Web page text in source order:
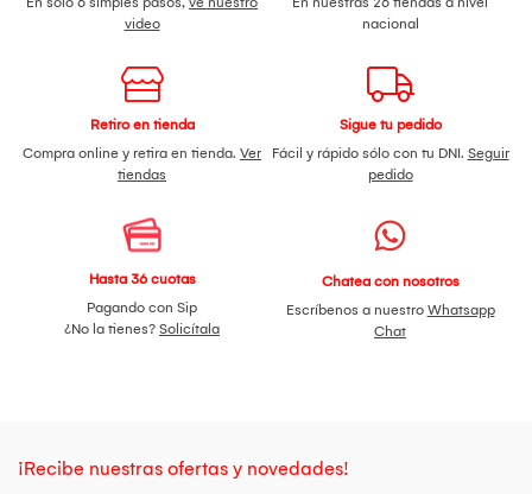
video
nacional
Retiro en tienda
Compra online y retira en tienda. Ver
tiendas
Sigue tu pedido
Fácil y rápido sólo con tu DNI. Seguir
pedido
Hasta 36 cuotas
Pagando con Sip
¿No la tienes? Solicítala
Chatea con nosotros
Escríbenos a nuestro Whatsapp
Chat
¡Recibe nuestras ofertas y novedades!